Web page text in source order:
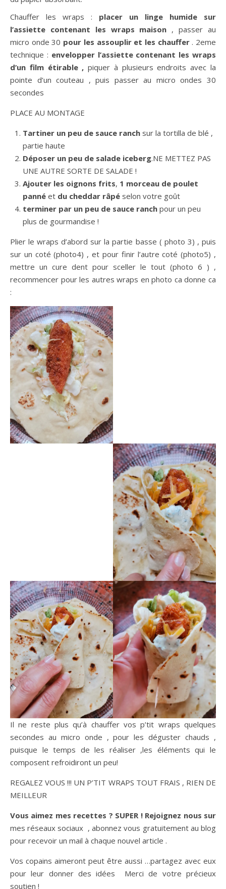
Chauffer les wraps : placer un linge humide sur
l’assiette contenant les wraps maison , passer au
micro onde 30 pour les assouplir et les chauffer. 2eme
technique : envelopper l’assiette contenant les wraps
d’un film étirable , piquer à plusieurs endroits avec la
pointe d’un couteau , puis passer au micro ondes 30
secondes
PLACE AU MONTAGE
Tartiner un peu de sauce ranch sur la tortilla de blé ,
partie haute
Déposer un peu de salade iceberg.NE METTEZ PAS
UNE AUTRE SORTE DE SALADE !
Ajouter les oignons frits, 1 morceau de poulet
panné et du cheddar râpé selon votre goût
terminer par un peu de sauce ranch pour un peu
plus de gourmandise !
Plier le wraps d’abord sur la partie basse ( photo 3) , puis
sur un coté (photo4) , et pour finir l’autre coté (photo5) ,
mettre un cure dent pour sceller le tout (photo 6 ) ,
recommencer pour les autres wraps en photo ca donne ca
:
Il ne reste plus qu’à chauffer vos p’tit wraps quelques
secondes au micro onde , pour les déguster chauds ,
puisque le temps de les réaliser ,les éléments qui le
composent refroidiront un peu!
REGALEZ VOUS !!! UN P’TIT WRAPS TOUT FRAIS , RIEN DE
MEILLEUR
Vous aimez mes recettes ? SUPER ! Rejoignez nous sur
mes réseaux sociaux , abonnez vous gratuitement au blog
pour recevoir un mail à chaque nouvel article .
Vos copains aimeront peut être aussi …partagez avec eux
pour leur donner des idées Merci de votre précieux
soutien !